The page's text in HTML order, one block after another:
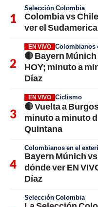
Selección Colombia
Colombia vs
ver el
EN VIVO Colombianos
🔴 Bayern
HOY; minuto a
Díaz
EN VIVO Ciclismo
🔴 Vuelta a
minuto a minuto
Quintana
Colombianos en el
Bayern Múnich
dónde ver EN
Díaz
Selección Colombia